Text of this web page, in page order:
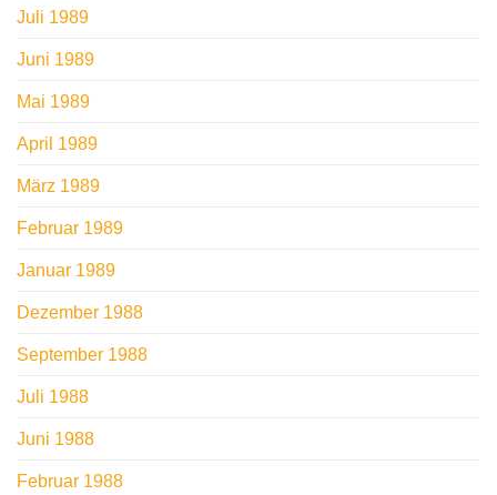
Juli 1989
Juni 1989
Mai 1989
April 1989
März 1989
Februar 1989
Januar 1989
Dezember 1988
September 1988
Juli 1988
Juni 1988
Februar 1988